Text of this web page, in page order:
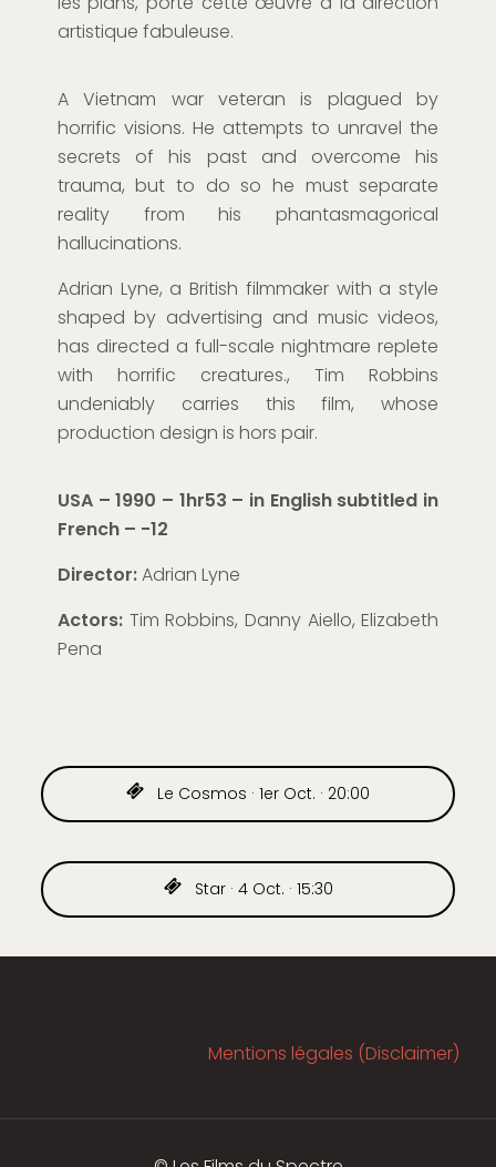
artistique fabuleuse.
A Vietnam war veteran is plagued by
horrific visions. He attempts to unravel the
secrets of his past and overcome his
trauma, but to do so he must separate
reality from his phantasmagorical
hallucinations.
Adrian Lyne, a British filmmaker with a style
shaped by advertising and music videos,
has directed a full-scale nightmare replete
with horrific creatures., Tim Robbins
undeniably carries this film, whose
production design is hors pair.
USA – 1990 – 1hr53 – in English subtitled in
French – -12
Director:Adrian Lyne
Actors: Tim Robbins, Danny Aiello, Elizabeth
Pena
Le Cosmos · 1er Oct. · 20:00
Star · 4 Oct. · 15:30
Mentions légales (Disclaimer)